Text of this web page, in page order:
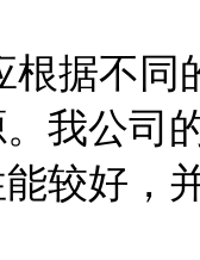
根据不同
我公司
较好，